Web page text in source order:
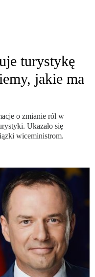
turystykę
jakie ma
o zmianie ról w
Ukazało się
wiceministrom.